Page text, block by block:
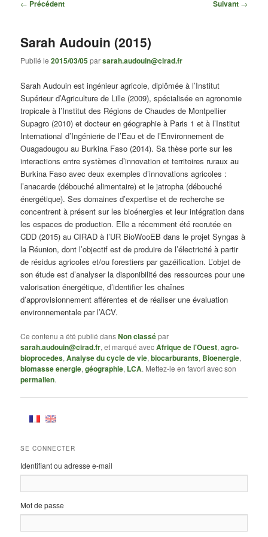
← Précédent Suivant →
Sarah Audouin (2015)
Publié le2015/03/05parsarah.audouin@cirad.fr
Sarah Audouin est ingénieur agricole, diplômée à l’Institut
Supérieur d’Agriculture de Lille (2009), spécialisée en agronomie
tropicale à l’Institut des Régions de Chaudes de Montpellier
Supagro (2010) et docteur en géographie à Paris 1 et à l’Institut
International d’Ingénierie de l’Eau et de l’Environnement de
Ouagadougou au Burkina Faso (2014). Sa thèse porte sur les
interactions entre systèmes d’innovation et territoires ruraux au
Burkina Faso avec deux exemples d’innovations agricoles :
l’anacarde (débouché alimentaire) et le jatropha (débouché
énergétique). Ses domaines d’expertise et de recherche se
concentrent à présent sur les bioénergies et leur intégration dans
les espaces de production. Elle a récemment été recrutée en
CDD (2015) au CIRAD à l’UR BioWooEB dans le projet Syngas à
la Réunion, dont l’objectif est de produire de l’électricité à partir
de résidus agricoles et/ou forestiers par gazéification. L’objet de
son étude est d’analyser la disponibilité des ressources pour une
valorisation énergétique, d’identifier les chaînes
d’approvisionnement afférentes et de réaliser une évaluation
environnementale par l’ACV.
Ce contenu a été publié dansNon classépar
sarah.audouin@cirad.fr, et marqué avecAfrique de l'Ouest,agro-
bioprocedes,Analyse du cycle de vie,biocarburants, Bioenergie,
biomasse energie,géographie, LCA. Mettez-le en favori avec son
permalien.
SE CONNECTER
Identifiant ou adresse e-mail
Mot de passe